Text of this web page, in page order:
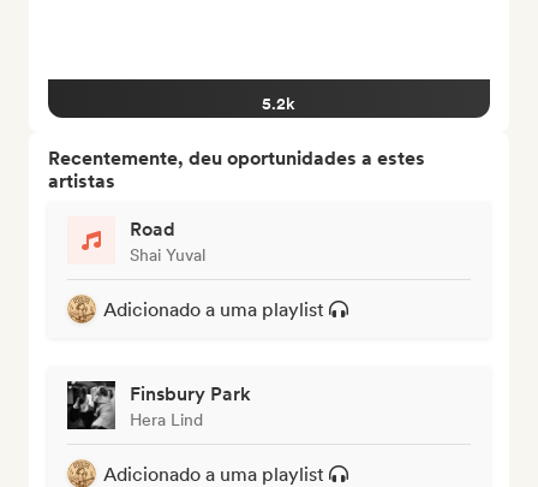
5.2k
Recentemente, deu oportunidades a estes
artistas
Road
Shai Yuval
Adicionado a uma playlist
Finsbury Park
Hera Lind
Adicionado a uma playlist